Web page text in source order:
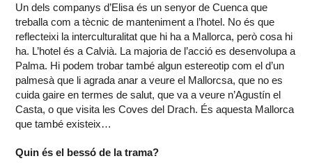
Un dels companys d’Elisa és un senyor de Cuenca que
treballa com a tècnic de manteniment a l’hotel. No és que
reflecteixi la interculturalitat que hi ha a Mallorca, però cosa hi
ha. L’hotel és a Calvià. La majoria de l’acció es desenvolupa a
Palma. Hi podem trobar també algun estereotip com el d’un
palmesà que li agrada anar a veure el Mallorcsa, que no es
cuida gaire en termes de salut, que va a veure n’Agustín el
Casta, o que visita les Coves del Drach. És aquesta Mallorca
que també existeix…
Quin és el bessó de la trama?